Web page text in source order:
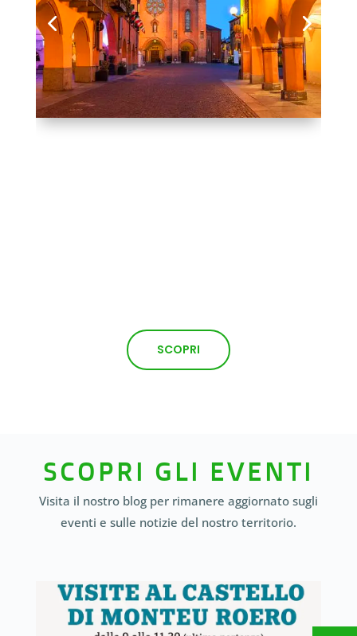
SCOPRI
SCOPRI GLI EVENTI
Visita il nostro blog per rimanere aggiornato sugli
eventi e sulle notizie del nostro territorio.